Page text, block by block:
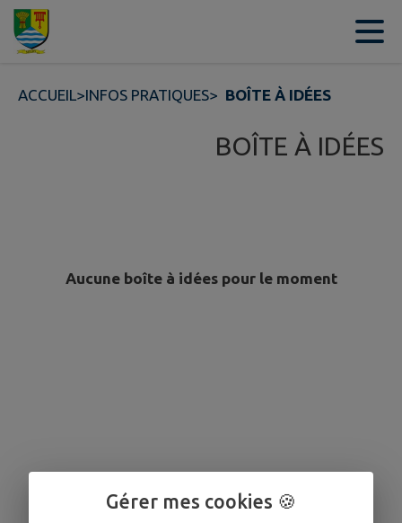
Contenu
ACCUEIL>INFOS PRATIQUES> BOÎTE À IDÉES
BOÎTE À IDÉES
Aucune boîte à idées pour le moment
Gérer mes cookies 🍪